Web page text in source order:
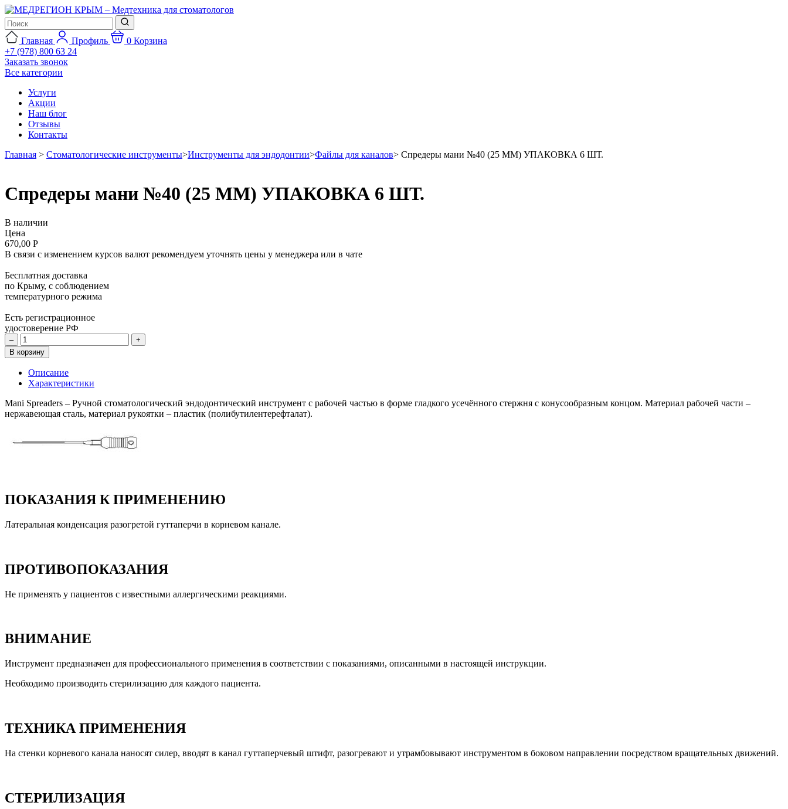
Главная Профиль 0 Корзина
+7 (978) 800 63 24
Заказать звонок
Все категории
Услуги
Акции
Наш блог
Отзывы
Контакты
Главная > Стоматологические инструменты>Инструменты для эндодонтии>Файлы для каналов> Спредеры мани №40 (25 ММ) УПАКОВКА 6 ШТ.
Спредеры мани №40 (25 ММ) УПАКОВКА 6 ШТ.
В наличии
Цена
670,00 Р
В связи с изменением курсов валют рекомендуем уточнять цены у менеджера или в чате
Бесплатная доставка
по Крыму, с соблюдением
температурного режима
Есть регистрационное
удостоверение РФ
–
+
В корзину
Описание
Характеристики
Mani Spreaders – Ручной стоматологический эндодонтический инструмент с рабочей частью в форме гладкого усечённого стержня с конусообразным концом. Материал рабочей части –
нержавеющая сталь, материал рукоятки – пластик (полибутилентерефталат).
ПОКАЗАНИЯ К ПРИМЕНЕНИЮ
Латеральная конденсация разогретой гуттаперчи в корневом канале.
ПРОТИВОПОКАЗАНИЯ
Не применять у пациентов с известными аллергическими реакциями.
ВНИМАНИЕ
Инструмент предназначен для профессионального применения в соответствии с показаниями, описанными в настоящей инструкции.
Необходимо производить стерилизацию для каждого пациента.
ТЕХНИКА ПРИМЕНЕНИЯ
На стенки корневого канала наносят силер, вводят в канал гуттаперчевый штифт, разогревают и утрамбовывают инструментом в боковом направлении посредством вращательных движений.
СТЕРИЛИЗАЦИЯ